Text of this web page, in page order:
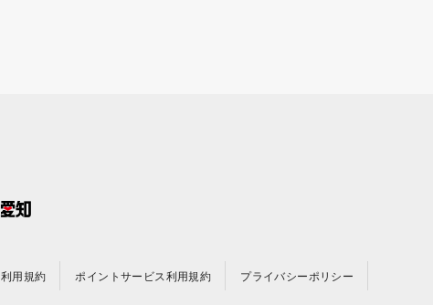
利用規約 ポイントサービス利用規約 プライバシーポリシー